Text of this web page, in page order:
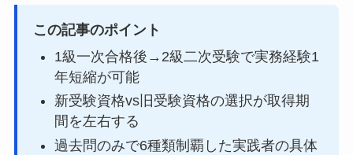
この記事のポイント
1級一次合格後→2級二次受験で実務経験1
年短縮が可能
新受験資格vs旧受験資格の選択が取得期
間を左右する
過去問のみで6種類制覇した実践者の具体